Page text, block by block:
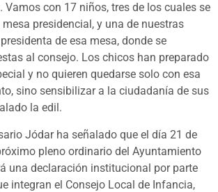
Vamos con 17 niños, tres de los cuales se
presidencial, y una de nuestras
de esa mesa, donde se
al consejo. Los chicos han preparado
y no quieren quedarse solo con esa
sino sensibilizar a la ciudadanía de sus
la edil.
Jódar ha señalado que el día 21 de
pleno ordinario del Ayuntamiento
una declaración institucional por parte
integran el Consejo Local de Infancia,